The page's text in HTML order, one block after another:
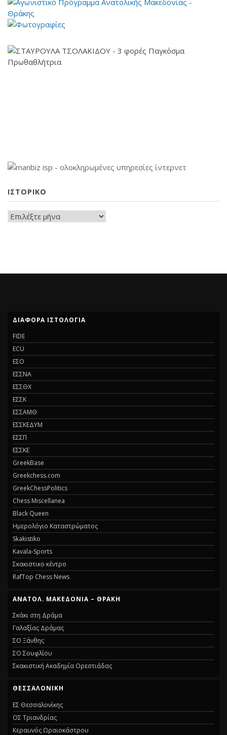
ΙΣΤΟΡΙΚΟ
ΔΙΑΦΟΡΑ ΙΣΤΟΛΟΓΙΑ
FIDE
ECU
ΕΣΟ
ΕΣΣΝΑ
ΕΣΣΘΧ
ΕΣΣΚ
ΕΣΣΑΜΘ
ΕΣΣΚΕΔΥΜ
ΕΣΣΠ
ΕΣΣΚΕ
GreekBase
Greekchess.com
GreekChessPolitics
Chess Miscellanea
Black Queen
Ημερολόγιο Καταστρώματος
Skakistiko
Kavala-Sports
Σκακιστικο κέντρο
RafTop Chess News
ΑΝΑΤΟΛ. ΜΑΚΕΔΟΝΙΑ – ΘΡΑΚΗ
Σκάκι στη Δράμα
Γαλαξίας Δράμας
ΣΟ Ξάνθης
ΣΟ Σουφλίου
Σκακιστική Ακαδημία Ορεστιάδας
ΘΕΣΣΑΛΟΝΙΚΗ
ΕΣ Θεσσαλονίκης
ΟΣ Τριανδρίας
Κεραυνός Ωραιοκάστρου